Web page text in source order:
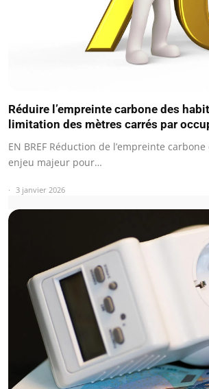
Réduire l’empreinte carbone des
limitation des mètres carrés par
EN BREF Réduction de l’empreinte
enjeu majeur pour…
3 janvier 2026